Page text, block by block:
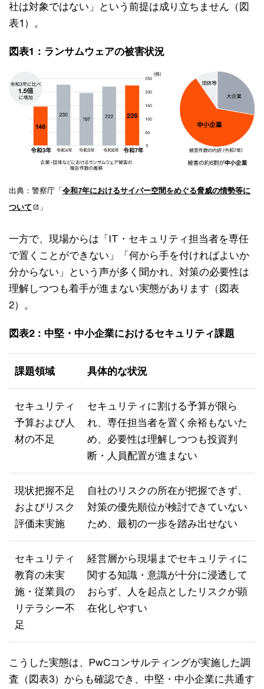
社は対象ではない」という前提は成り立ちません（図
表1）。
図表1：ランサムウェアの被害状況
出典：警察庁「令和7年におけるサイバー空間をめぐる脅威の情勢等に
ついて
」
一方で、現場からは「IT・セキュリティ担当者を専任
で置くことができない」「何から手を付ければよいか
分からない」という声が多く聞かれ、対策の必要性は
理解しつつも着手が進まない実態があります（図表
2）。
図表2：中堅・中小企業におけるセキュリティ課題
課題領域 具体的な状況
セキュリティ
予算および人
材の不足
セキュリティに割ける予算が限ら
れ、専任担当者を置く余裕もないた
め、必要性は理解しつつも投資判
断・人員配置が進まない
現状把握不足
およびリスク
評価未実施
自社のリスクの所在が把握できず、
対策の優先順位が検討できていない
ため、最初の一歩を踏み出せない
セキュリティ
教育の未実
施・従業員の
リテラシー不
足
経営層から現場までセキュリティに
関する知識・意識が十分に浸透して
おらず、人を起点としたリスクが顕
在化しやすい
こうした実態は、PwCコンサルティングが実施した調
査（図表3）からも確認でき、中堅・中小企業に共通す